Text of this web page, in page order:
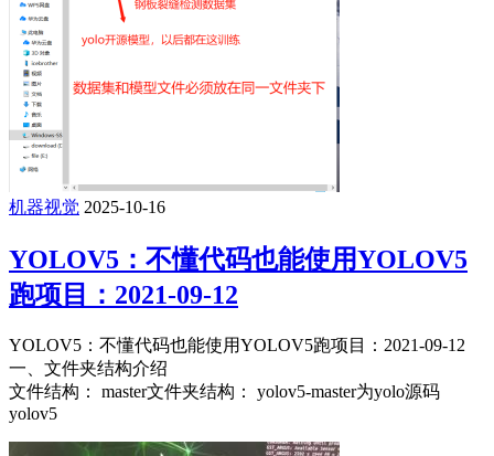
机器视觉 2025-10-16
YOLOV5：不懂代码也能使用YOLOV5
跑项目：2021-09-12
YOLOV5：不懂代码也能使用YOLOV5跑项目：2021-09-12
一、文件夹结构介绍
文件结构： master文件夹结构： yolov5-master为yolo源码
yolov5